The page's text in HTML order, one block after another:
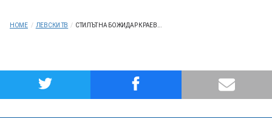
HOME / ЛЕВСКИ ТВ / СТИЛЪТ НА БОЖИДАР КРАЕВ...